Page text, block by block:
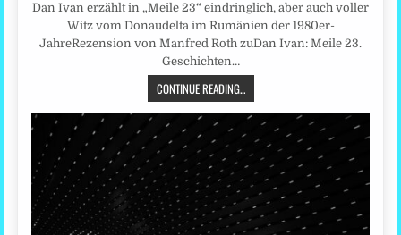
Dan Ivan erzählt in „Meile 23“ eindringlich, aber auch voller
Witz vom Donaudelta im Rumänien der 1980er-
JahreRezension von Manfred Roth zuDan Ivan: Meile 23.
Geschichten…
CONTINUE READING...